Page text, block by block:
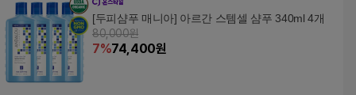
[두피샴푸 매니아] 아르간 스템셀 샴푸 340ml 4개
80,000원
7%74,400원